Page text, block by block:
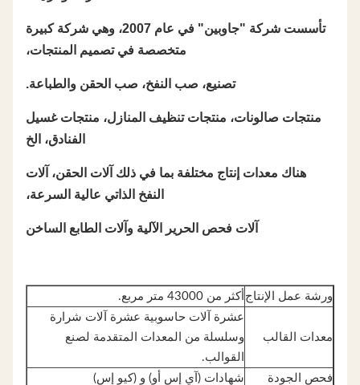
تأسست شركة "جاوبين" في عام 2007، وهي شركة كبيرة
متخصصة في تصميم المنتجات،
تصنيع، صب النفخ، صب الحقن والطباعة.
منتجات صالونات، منتجات تنظيف المنازل، منتجات غسيل
الفنادق، الخ
هناك معدات إنتاج مختلفة بما في ذلك آلات الحقن، آلات
النفخ الذاتي عالية السرعة،
آلات فحص الحرير الآلية وآلات الطابع الساخن
ورشة عمل الإنتاج أكثر من 43000 متر مربع.
معدات القالب
عشرة آلات حاسوبية عشرة آلات شرارة
وسلسلة من المعدات المتقدمة لصنع
القوالب.
فحص الجودة
شهادات (آي إس أو) و (كيو إس)